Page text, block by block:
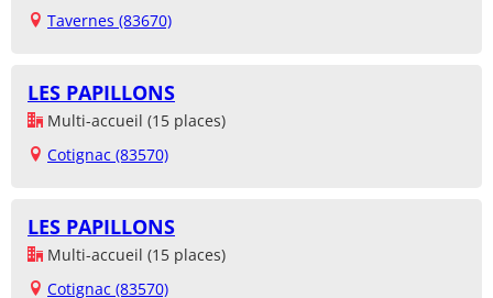
Tavernes (83670)
LES PAPILLONS
Multi-accueil (15 places)
Cotignac (83570)
LES PAPILLONS
Multi-accueil (15 places)
Cotignac (83570)